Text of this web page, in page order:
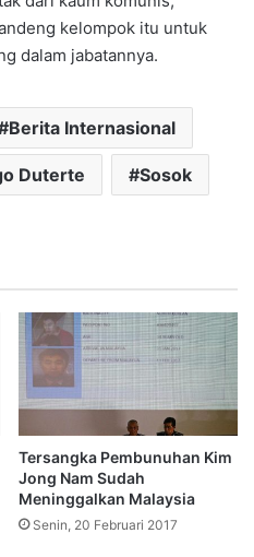
kelompok itu untuk
dalam jabatannya.
Berita Internasional
Duterte Sosok
Tersangka Pembunuhan Kim
Jong Nam Sudah
Meninggalkan Malaysia
Senin, 20 Februari 2017